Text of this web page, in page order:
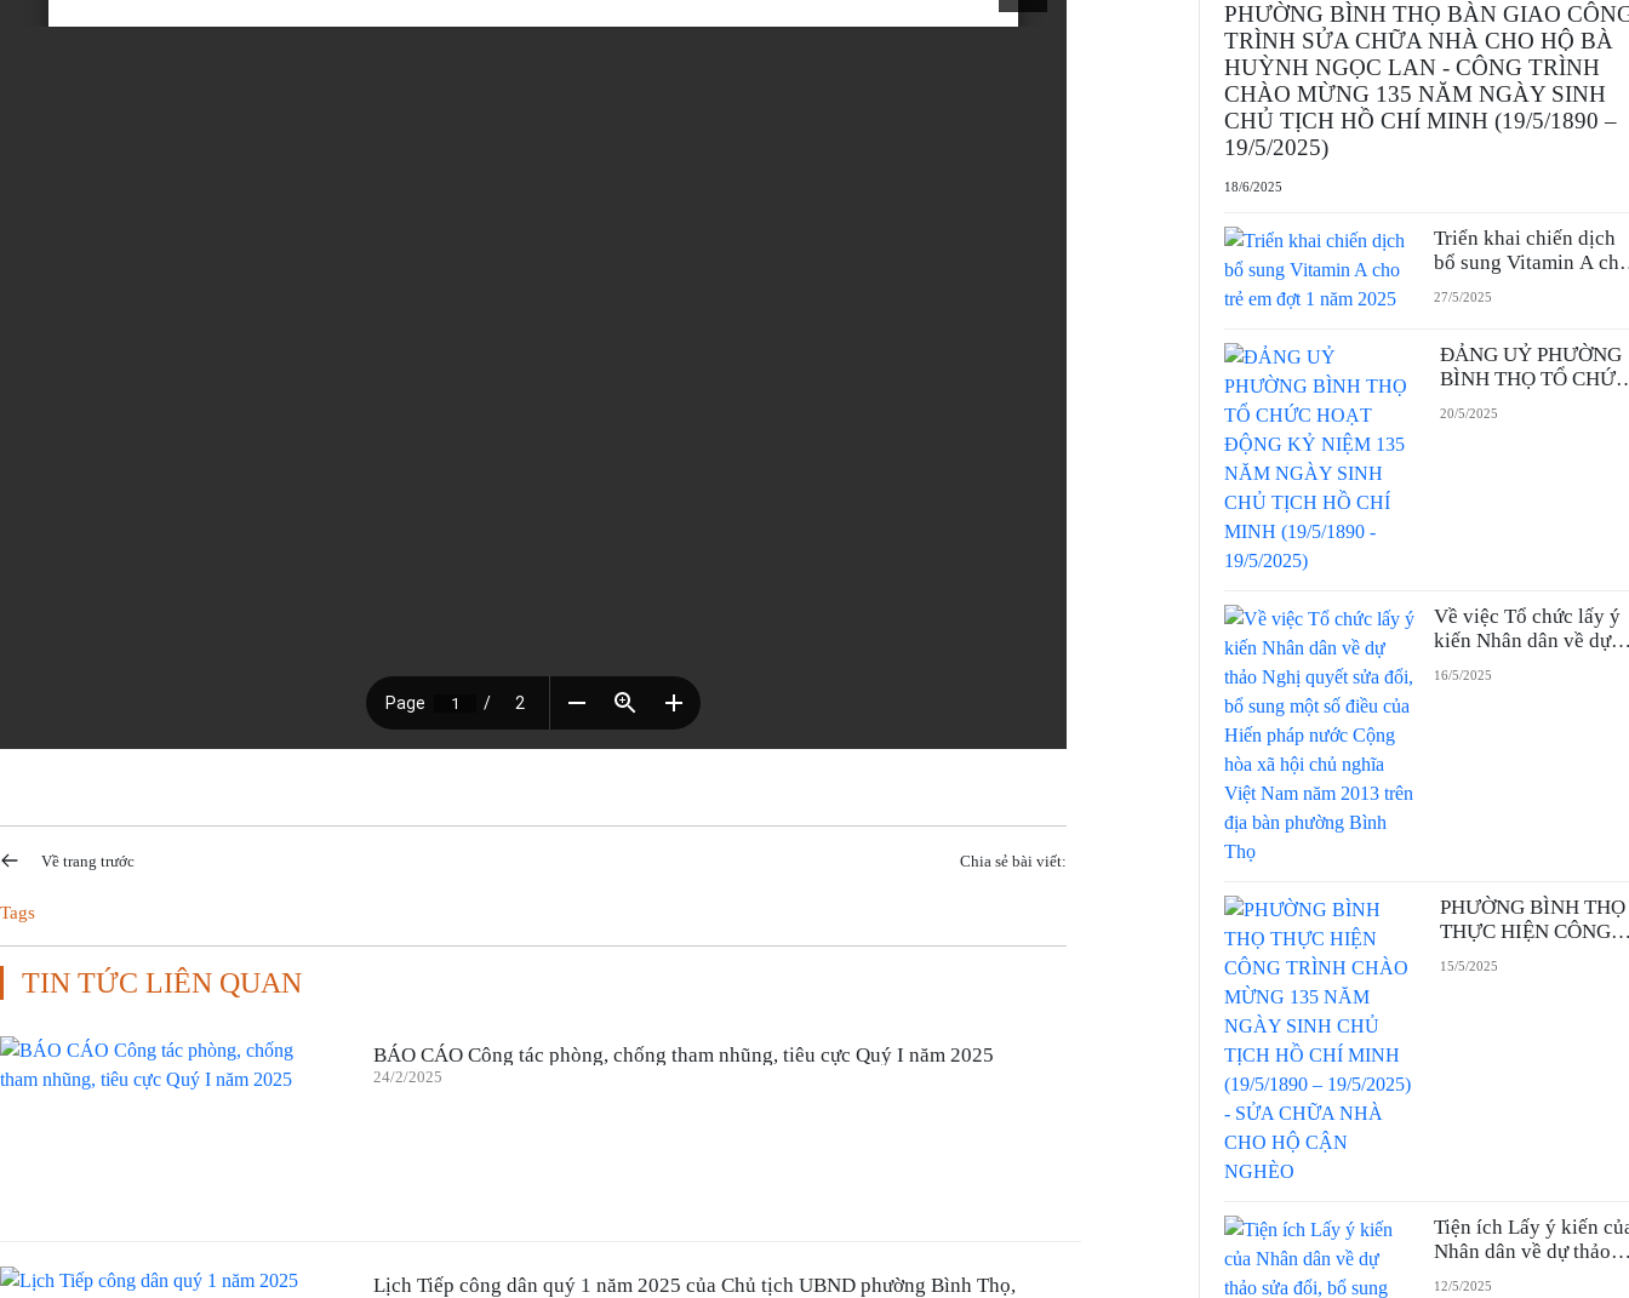
Về trang trước Chia sẻ bài viết:
Tags
TIN TỨC LIÊN QUAN
BÁO CÁO Công tác phòng, chống tham nhũng, tiêu cực Quý I năm 2025
24/2/2025
Lịch Tiếp công dân quý 1 năm 2025 của Chủ tịch UBND phường Bình Thọ,
PHƯỜNG BÌNH THỌ BÀN GIAO
TRÌNH SỬA CHỮA NHÀ CHO HỘ BÀ
HUỲNH NGỌC LAN - CÔNG TRÌNH
CHÀO MỪNG 135 NĂM NGÀY SINH
CHỦ TỊCH HỒ CHÍ MINH (19/5/1890 –
19/5/2025)
18/6/2025
Triển khai chiến dịch
bổ sung Vitamin A
trẻ em đợt 1 năm 2025
27/5/2025
ĐẢNG UỶ PHƯỜNG
BÌNH THỌ TỔ CHỨC
HOẠT ĐỘNG KỶ
20/5/2025
Về việc Tổ chức lấy ý
kiến Nhân dân về dự
thảo Nghị quyết sửa
16/5/2025
PHƯỜNG BÌNH THỌ
THỰC HIỆN CÔNG
TRÌNH CHÀO MỪNG
15/5/2025
Tiện ích Lấy ý kiến
Nhân dân về dự thảo
sửa đổi, bổ sung một
12/5/2025